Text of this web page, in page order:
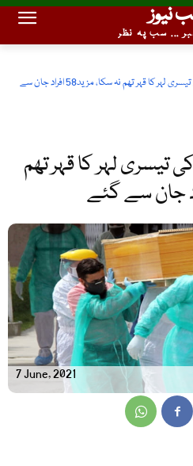
نیوز
... سب پہ نظر
پاکستان میں کورونا کی تیسری لہر کا قہر تھم نہ سکا، مزید58 افراد جان سے
تیسری لہر کا قہر تھم
7 June, 2021